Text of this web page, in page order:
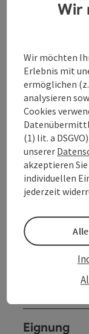
überquert die
Schönering
Gnädig und
Diese Grenze
nicht sichtbar,
Beschreibung
Kontakt
Anreise/
Eignung
Wir
Wir möchten
Erlebnis mit
ermöglichen
analysieren
Cookies
(1) lit. a
unserer
akzeptieren Sie
individuellen
jederzeit